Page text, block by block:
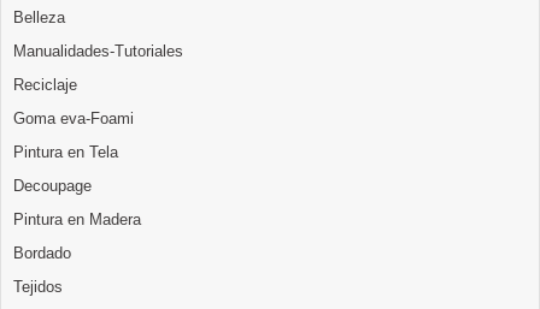
Belleza
Manualidades-Tutoriales
Reciclaje
Goma eva-Foami
Pintura en Tela
Decoupage
Pintura en Madera
Bordado
Tejidos